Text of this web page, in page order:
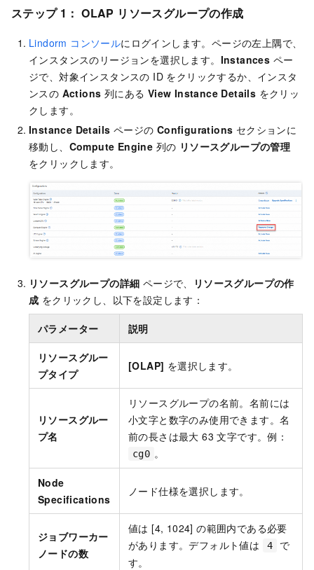
ステップ 1： OLAP リソースグループの作成
Lindorm コンソールにログインします。ページの左上隅で、
インスタンスのリージョンを選択します。 Instances ペー
ジで、対象インスタンスの ID をクリックするか、インスタ
ンスの Actions 列にある View Instance Details をクリッ
クします。
Instance Details ページの Configurations セクションに
移動し、 Compute Engine 列の リソースグループの管理
をクリックします。
リソースグループの詳細 ページで、
リソースグループの作
成 をクリックし、以下を設定します：
パラメーター 説明
リソースグルー
プタイプ
[OLAP] を選択します。
リソースグルー
プ名
リソースグループの名前。名前には
小文字と数字のみ使用できます。名
前の長さは最大 63 文字です。例：
cg0 。
Node
Specifications
ノード仕様を選択します。
ジョブワーカー
ノードの数
値は [4, 1024] の範囲内である必要
があります。デフォルト値は
4
で
す。